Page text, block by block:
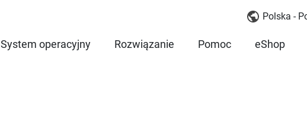
Polska -
System operacyjny Rozwiązanie Pomoc eShop